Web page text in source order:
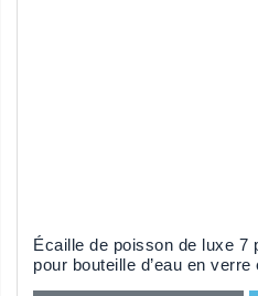
Écaille de poisson de luxe 7
pour bouteille d’eau en